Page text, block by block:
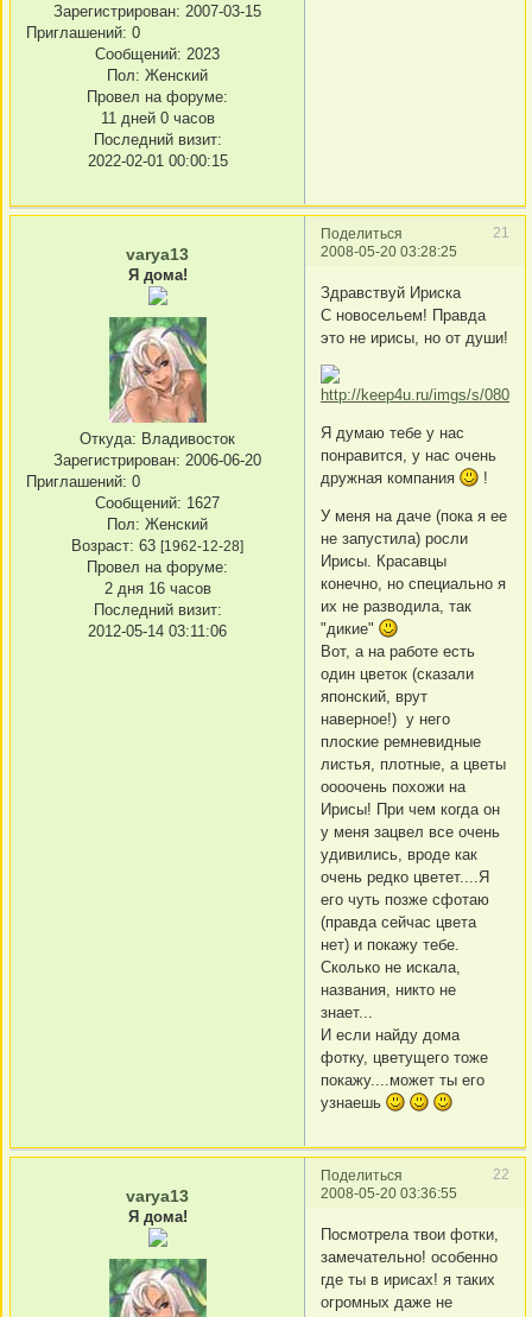
Зарегистрирован: 2007-03-15
Приглашений: 0
Сообщений: 2023
Пол: Женский
Провел на форуме:
11 дней 0 часов
Последний визит:
2022-02-01 00:00:15
Поделиться
21
2008-05-20 03:28:25
varya13
Я дома!
Откуда: Владивосток
Зарегистрирован: 2006-06-20
Приглашений: 0
Сообщений: 1627
Пол: Женский
Возраст: 63 [1962-12-28]
Провел на форуме:
2 дня 16 часов
Последний визит:
2012-05-14 03:11:06
Здравствуй Ириска
С новосельем! Правда
это не ирисы, но от души!
Я думаю тебе у нас
понравится, у нас очень
дружная компания
!
У меня на даче (пока я ее
не запустила) росли
Ирисы. Красавцы
конечно, но специально я
их не разводила, так
"дикие"
Вот, а на работе есть
один цветок (сказали
японский, врут
наверное!) у него
плоские ремневидные
листья, плотные, а цветы
оооочень похожи на
Ирисы! При чем когда он
у меня зацвел все очень
удивились, вроде как
очень редко цветет....Я
его чуть позже сфотаю
(правда сейчас цвета
нет) и покажу тебе.
Сколько не искала,
названия, никто не
знает...
И если найду дома
фотку, цветущего тоже
покажу....может ты его
узнаешь
Поделиться
22
2008-05-20 03:36:55
varya13
Я дома!
Посмотрела твои фотки,
замечательно! особенно
где ты в ирисах! я таких
огромных даже не